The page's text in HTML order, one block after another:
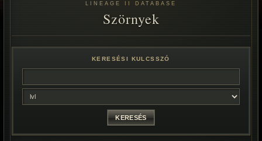
LINEAGE II DATABASE
Szörnyek
KERESÉSI KULCSSZÓ